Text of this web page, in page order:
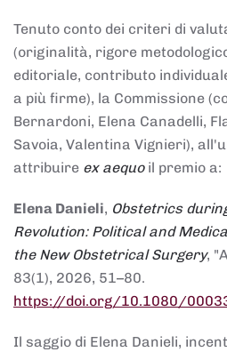
Tenuto conto dei criteri di
(originalità, rigore
editoriale, contributo
a più firme), la Commissione
Bernardoni, Elena Canadelli,
Savoia, Valentina Vignieri),
attribuire ex aequoil premio a:
Elena Danieli, Obstetrics
Revolution: Political and
the New Obstetrical Surgery,
83(1), 2026, 51–80.
https://doi.org/10.1080/
Il saggio di Elena Danieli,